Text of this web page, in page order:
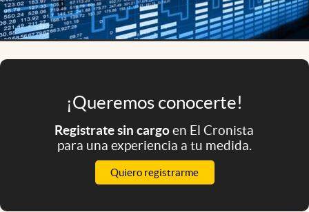
abre en nueva pestaña
Argentina
¡Queremos conocerte!
Registrate sin cargoen El Cronista
para una experiencia a tu medida.
Quiero registrarme